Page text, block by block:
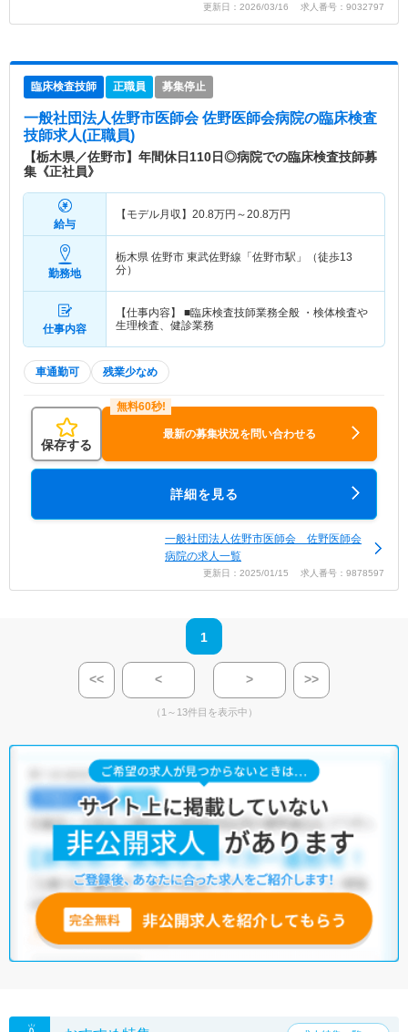
更新日：2026/03/16 求人番号：9032797
臨床検査技師 正職員 募集停止
一般社団法人佐野市医師会 佐野医師会病院の臨床検査
技師求人(正職員)
【栃木県／佐野市】年間休日110日◎病院での臨床検査技師募
集《正社員》
給与
【モデル月収】 20.8万円～20.8万円
勤務地
栃木県 佐野市 東武佐野線「佐野市駅」（徒歩13
分）
仕事内容
【仕事内容】 ■臨床検査技師業務全般 ・検体検査や
生理検査、健診業務
車通勤可 残業少なめ
保存する
最新の募集状況を問い合わせる
詳細を見る
一般社団法人佐野市医師会 佐野医師会
病院の求人一覧
更新日：2025/01/15 求人番号：9878597
1
<< < > >>
（1～13件目を表示中）